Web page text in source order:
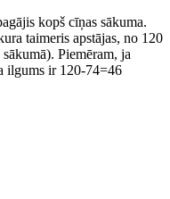
kopš cīņas sākuma.
taimeris apstājas, no 120
Piemēram, ja
ilgums ir 120-74=46